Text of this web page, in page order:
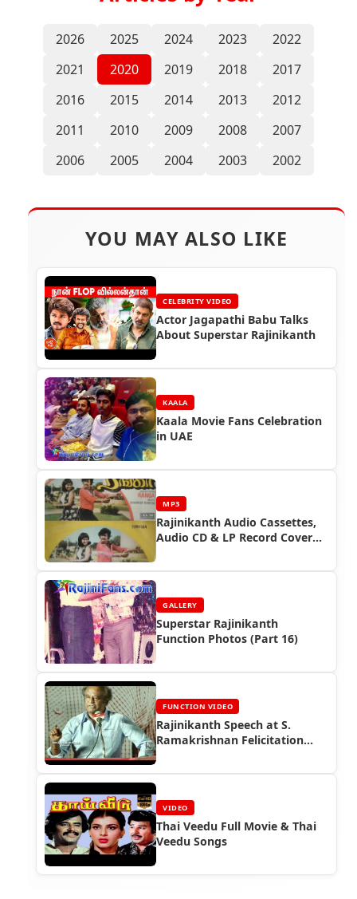
2026 2025 2024 2023
2022
2021
2020 2019 2018
2017
2016
2015 2014 2013
2012
2011
2010 2009 2008
2007
2006
2005 2004 2003 2002
YOU MAY ALSO LIKE
CELEBRITY VIDEO
Actor Jagapathi Babu Talks
About Superstar Rajinikanth
KAALA
Kaala Movie Fans Celebration
in UAE
MP3
Rajinikanth Audio Cassettes,
Audio CD & LP Record Cover
GALLERY
Superstar Rajinikanth
Function Photos (Part 16)
FUNCTION VIDEO
Rajinikanth Speech at S.
Ramakrishnan Felicitation
VIDEO
Thai Veedu Full Movie & Thai
Veedu Songs